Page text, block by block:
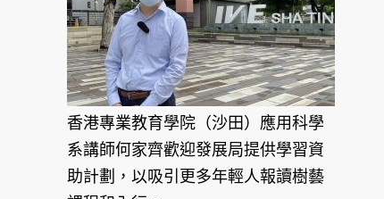
香港專業教育學院（沙田）應用科學
系講師何家齊歡迎發展局提供學習資
助計劃，以吸引更多年輕人報讀樹藝